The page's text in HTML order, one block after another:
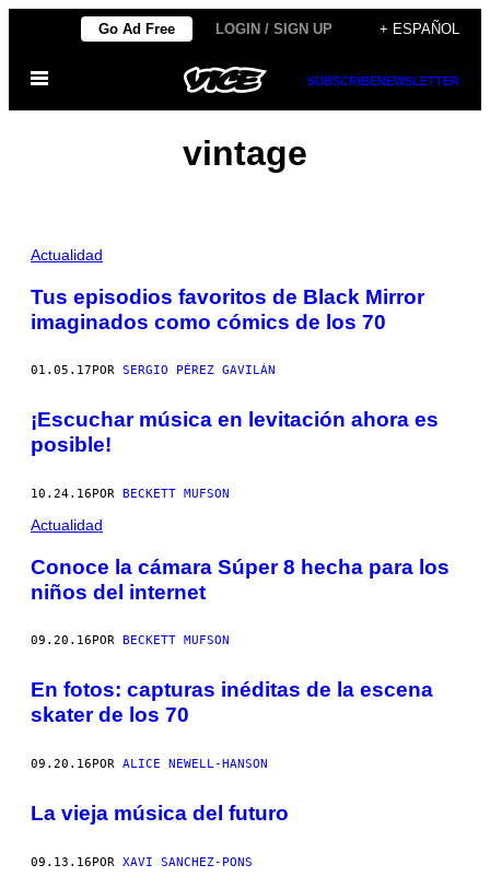
contenido
Go Ad Free LOGIN / SIGN UP + ESPAÑOL
Abrir
SUBSCRIBENEWSLETTER
vintage
Actualidad
Tus episodios favoritos de Black Mirror
imaginados como cómics de los 70
01.05.17 POR SERGIO PÉREZ GAVILÁN
¡Escuchar música en levitación ahora es
posible!
10.24.16POR BECKETT MUFSON
Actualidad
Conoce la cámara Súper 8 hecha para los
niños del internet
09.20.16 POR BECKETT MUFSON
En fotos: capturas inéditas de la escena
skater de los 70
09.20.16POR ALICE NEWELL-HANSON
La vieja música del futuro
09.13.16POR XAVI SANCHEZ-PONS